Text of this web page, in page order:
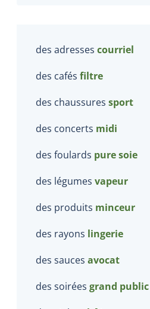
des adresses courriel
des cafés filtre
des chaussures sport
des concerts midi
des foulards pure soie
des légumes vapeur
des produits minceur
des rayons lingerie
des sauces avocat
des soirées grand public